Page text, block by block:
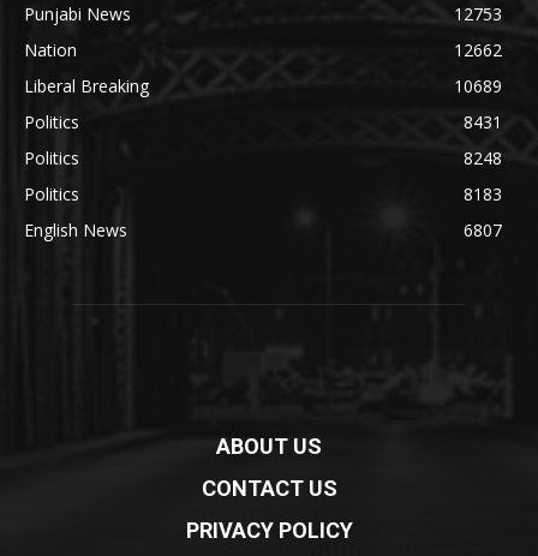
Punjabi News
12753
Nation
12662
Liberal Breaking
10689
Politics
8431
Politics
8248
Politics
8183
English News
6807
ABOUT US
CONTACT US
PRIVACY POLICY